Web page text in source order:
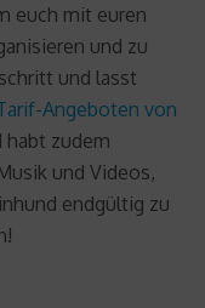
euch mit euren
und zu
und lasst
Angeboten von
zudem
und Videos,
endgültig zu